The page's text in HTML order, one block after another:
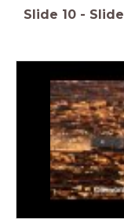
Slide 10 - Slide